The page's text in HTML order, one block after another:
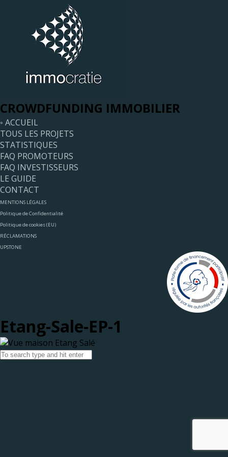
CROWDFUNDING IMMOBILIER
◦ ACCUEIL
TOUS LES PROJETS
STATISTIQUES
FAQ PROMOTEURS
FAQ INVESTISSEURS
LE GUIDE
CONTACT
MENTIONS LÉGALES
Politique de Confidentialité
Politique de cookies (EU)
RÉCLAMATIONS
UPSTONE
Etang-Sale-EP-1